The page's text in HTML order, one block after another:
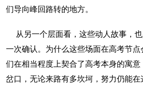
们导向峰回路转的地方。
从另一个层面看，这些动人故事，
一次确认。为什么这些场面在高考节点
们在相当程度上契合了高考本身的寓意
岔口，无论来路有多坎坷，努力仍能在